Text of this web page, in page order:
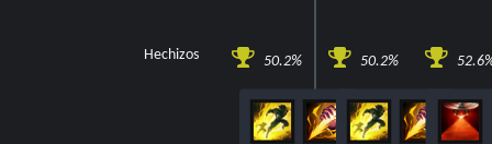
Hechizos 50.2% 50.2%